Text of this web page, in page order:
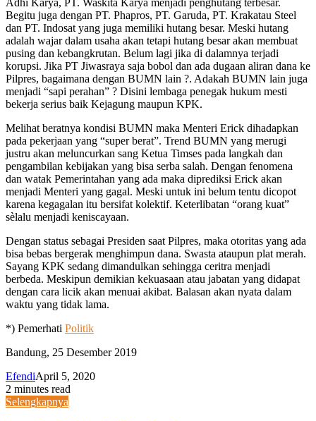
Begitu juga dengan PT. Phapros, PT. Garuda, PT. Krakatau Steel
dan PT. Indosat yang juga memiliki hutang besar. Meski hutang
adalah wajar dalam usaha akan tetapi hutang besar akan membuat
pusing dan kebangkrutan. Belum lagi jika di dalamnya terjadi
korupsi. Jika PT Jiwasraya saja bobol dan ada dugaan aliran dana ke
Pilpres, bagaimana dengan BUMN lain ?. Adakah BUMN lain juga
menjadi “sapi perahan” ? Disini lembaga penegak hukum mesti
bekerja serius baik Kejagung maupun KPK.
Melihat beratnya kondisi BUMN maka Menteri Erick dihadapkan
pada pekerjaan yang “super berat”. Trend BUMN yang merugi
justru akan meluncurkan sang Ketua Timses pada langkah dan
pengambilan kebijakan yang bisa serba salah. Dengan fenomena
dan watak Pemerintahan yang ada maka diprediksi Erick akan
menjadi Menteri yang gagal. Meski untuk ini belum tentu dicopot
karena kegagalan itu bersifat kolektif. Keterlibatan “orang kuat”
sèlalu menjadi keniscayaan.
Dengan status sebagai Presiden saat Pilpres, maka otoritas yang ada
bisa bebas bergerak menghimpun dana. Swasta ataupun plat merah.
Sayang KPK sedang dimandulkan sehingga ceritra menjadi
berbeda. Meskipun demikian kekuasaan atau jabatan yang didapat
dengan cara licik akan menuai akibat. Balasan akan nyata dalam
waktu yang tidak lama.
*) Pemerhati Politik
Bandung, 25 Desember 2019
EfendiApril 5, 2020
2 minutes read
Selengkapnya